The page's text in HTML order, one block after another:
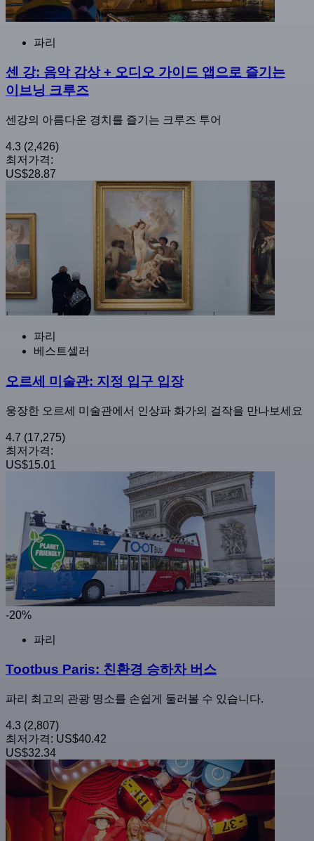
파리
센 강: 음악 감상 + 오디오 가이드 앱으로 즐기는
이브닝 크루즈
센강의 아름다운 경치를 즐기는 크루즈 투어
4.3 (2,426)
최저가격:
US$28.87
파리
베스트셀러
오르세 미술관: 지정 입구 입장
웅장한 오르세 미술관에서 인상파 화가의 걸작을 만나보세요
4.7 (17,275)
최저가격:
US$15.01
-20%
파리
Tootbus Paris: 친환경 승하차 버스
파리 최고의 관광 명소를 손쉽게 둘러볼 수 있습니다.
4.3 (2,807)
최저가격: US$40.42
US$32.34